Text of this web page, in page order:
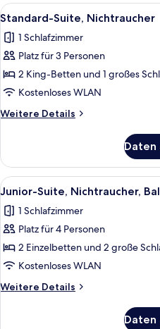
Alle
Fotos
für
Standard-
Suite,
Nichtraucher
anzeigen
9
Standard-Suite, Nichtraucher
1 Schlafzimmer
Platz für 3 Personen
2 King-Betten und 1 großes
Kostenloses WLAN
Weitere Details
Weitere
Suite,
Nichtraucher
Daten
Alle
Fotos
für
Junior-
Suite,
Nichtraucher,
Balkon
anzeigen
7
Junior-Suite, Nichtraucher,
1 Schlafzimmer
Platz für 4 Personen
2 Einzelbetten und 2 große
Kostenloses WLAN
Weitere Details
Weitere
Daten